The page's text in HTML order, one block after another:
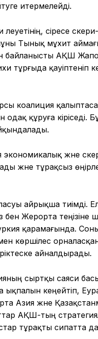
итермелейді.
әсіресе
Тынық мұхит
байланысты АҚШ
тұрғыда қауіптеніп
коалиция
құруға кіріседі.
экономикалық және
және тұрақсыз
айрықша тиімді.
бен Жерорта
қарамағында.
көршілес
айналдырады.
сыртқы саяси
кеңейтіп,
Азия және
АҚШ-тың
тұрақты сипатта